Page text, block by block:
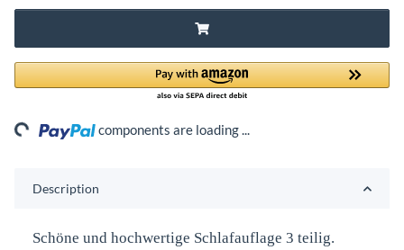
components are loading ...
Description
Schöne und hochwertige Schlafauflage 3 teilig.